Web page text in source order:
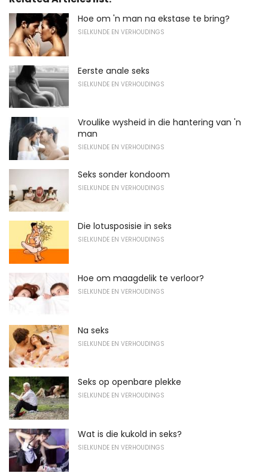
Hoe om 'n man na ekstase te bring?
SIELKUNDE EN VERHOUDINGS
Eerste anale seks
SIELKUNDE EN VERHOUDINGS
Vroulike wysheid in die hantering van 'n
man
SIELKUNDE EN VERHOUDINGS
Seks sonder kondoom
SIELKUNDE EN VERHOUDINGS
Die lotusposisie in seks
SIELKUNDE EN VERHOUDINGS
Hoe om maagdelik te verloor?
SIELKUNDE EN VERHOUDINGS
Na seks
SIELKUNDE EN VERHOUDINGS
Seks op openbare plekke
SIELKUNDE EN VERHOUDINGS
Wat is die kukold in seks?
SIELKUNDE EN VERHOUDINGS